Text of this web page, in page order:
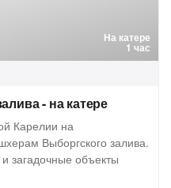
На катере
1 час
- на катере
Карелии на
Выборгского залива.
загадочные объекты